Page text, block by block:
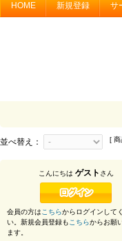
HOME 新規登録 サ
並べ替え： [ 商
こんにちは ゲスト さん
会員の方はこちらからログインして
い。新規会員登録もこちらからお願
ます。